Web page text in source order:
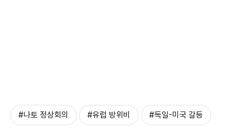
#나토 정상회의 #유럽 방위비 #독일-미국 갈등